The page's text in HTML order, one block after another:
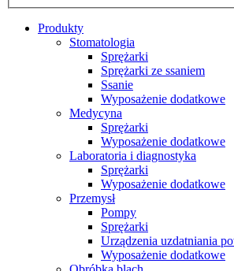
Produkty
Stomatologia
Sprężarki
Sprężarki ze ssaniem
Ssanie
Wyposażenie dodatkowe
Medycyna
Sprężarki
Wyposażenie dodatkowe
Laboratoria i diagnostyka
Sprężarki
Wyposażenie dodatkowe
Przemysł
Pompy
Sprężarki
Urządzenia uzdatniania
Wyposażenie dodatkowe